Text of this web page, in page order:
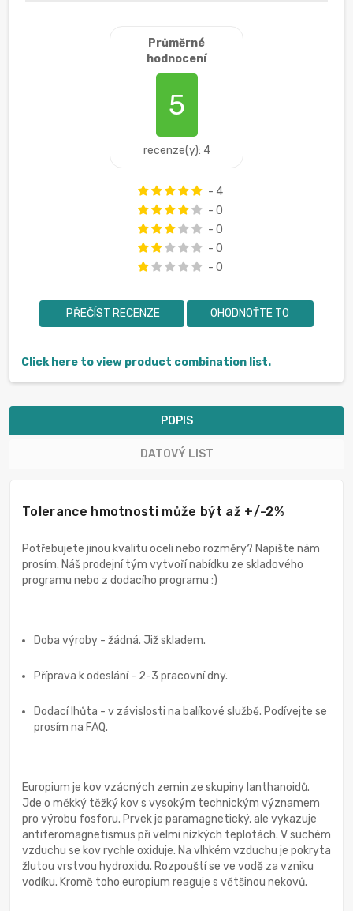
Průměrné
hodnocení
5
recenze(y): 4
- 4
- 0
- 0
- 0
- 0
PŘEČÍST RECENZE OHODNOŤTE TO
Click here to view product combination list.
POPIS
DATOVÝ LIST
Tolerance hmotnosti může být až +/-2%
Potřebujete jinou kvalitu oceli nebo rozměry? Napište nám
prosím. Náš prodejní tým vytvoří nabídku ze skladového
programu nebo z dodacího programu :)
Doba výroby - žádná. Již skladem.
Příprava k odeslání - 2-3 pracovní dny.
Dodací lhůta - v závislosti na balíkové službě. Podívejte se
prosím na FAQ.
Europium je kov vzácných zemin ze skupiny lanthanoidů.
Jde o měkký těžký kov s vysokým technickým významem
pro výrobu fosforu. Prvek je paramagnetický, ale vykazuje
antiferomagnetismus při velmi nízkých teplotách. V suchém
vzduchu se kov rychle oxiduje. Na vlhkém vzduchu je pokryta
žlutou vrstvou hydroxidu. Rozpouští se ve vodě za vzniku
vodíku. Kromě toho europium reaguje s většinou nekovů.